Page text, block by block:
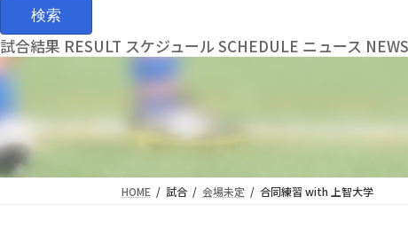
試合結果 RESULT スケジュールSCHEDULE ニュース NEWS
HOME 試合 会場未定 合同練習 with 上智大学